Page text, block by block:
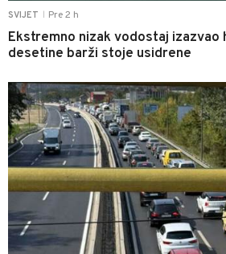
SVIJET Pre 2 h
Ekstremno nizak vodostaj izazvao
desetine barži stoje usidrene